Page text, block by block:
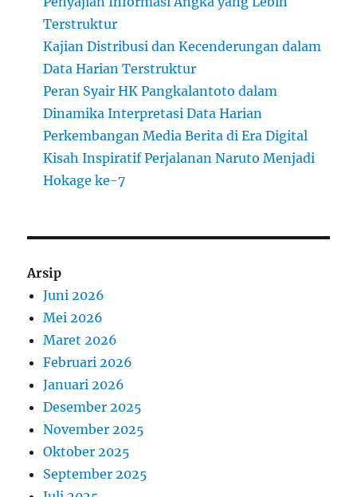
Terstruktur
Kajian Distribusi dan Kecenderungan dalam
Data Harian Terstruktur
Peran Syair HK Pangkalantoto dalam
Dinamika Interpretasi Data Harian
Perkembangan Media Berita di Era Digital
Kisah Inspiratif Perjalanan Naruto Menjadi
Hokage ke-7
Arsip
Juni 2026
Mei 2026
Maret 2026
Februari 2026
Januari 2026
Desember 2025
November 2025
Oktober 2025
September 2025